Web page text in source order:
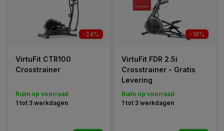
-24%
VirtuFit CTR100
Crosstrainer
Ruim op voorraad
1 tot 3 werkdagen
-18%
VirtuFit FDR 2.5i
Crosstrainer - Gratis
Levering
Ruim op voorraad
1 tot 3 werkdagen